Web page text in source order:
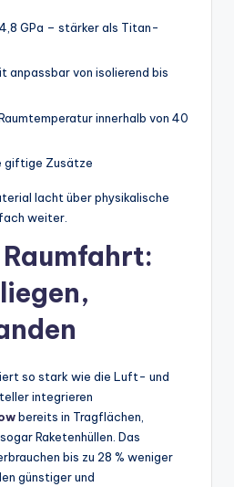
GPa – stärker als Titan-
anpassbar von isolierend bis
innerhalb von 40
giftige Zusätze
lacht über physikalische
weiter.
so stark wie die Luft- und
integrieren
bereits in Tragflächen,
Raketenhüllen. Das
bis zu 28 % weniger
günstiger und